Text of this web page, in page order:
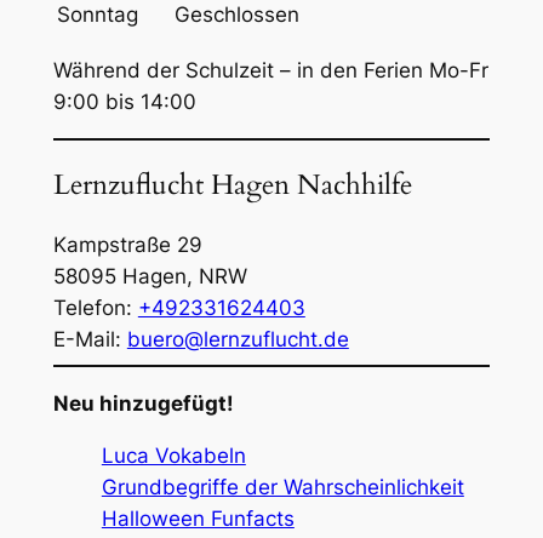
Sonntag
Geschlossen
Während der Schulzeit – in den Ferien Mo-Fr
9:00 bis 14:00
Lernzuflucht Hagen Nachhilfe
Kampstraße 29
58095Hagen, NRW
Telefon: +492331624403
E-Mail: buero@lernzuflucht.de
Neu hinzugefügt!
Luca Vokabeln
Grundbegriffe der Wahrscheinlichkeit
Halloween Funfacts